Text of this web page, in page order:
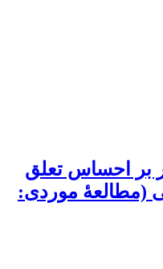
احساس تعلق
(مطالعۀ موردی: